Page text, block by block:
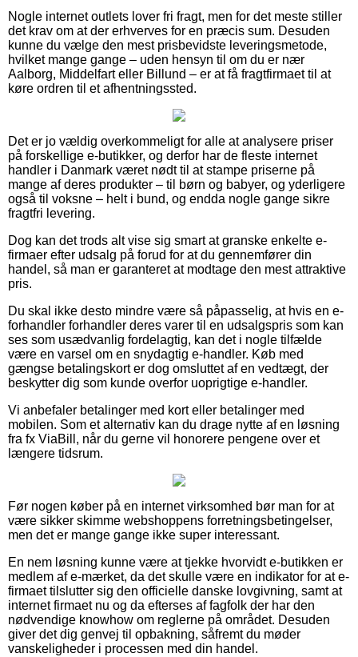
Nogle internet outlets lover fri fragt, men for det meste stiller
det krav om at der erhverves for en præcis sum. Desuden
kunne du vælge den mest prisbevidste leveringsmetode,
hvilket mange gange – uden hensyn til om du er nær
Aalborg, Middelfart eller Billund – er at få fragtfirmaet til at
køre ordren til et afhentningssted.
Det er jo vældig overkommeligt for alle at analysere priser
på forskellige e-butikker, og derfor har de fleste internet
handler i Danmark været nødt til at stampe priserne på
mange af deres produkter – til børn og babyer, og yderligere
også til voksne – helt i bund, og endda nogle gange sikre
fragtfri levering.
Dog kan det trods alt vise sig smart at granske enkelte e-
firmaer efter udsalg på forud for at du gennemfører din
handel, så man er garanteret at modtage den mest attraktive
pris.
Du skal ikke desto mindre være så påpasselig, at hvis en e-
forhandler forhandler deres varer til en udsalgspris som kan
ses som usædvanlig fordelagtig, kan det i nogle tilfælde
være en varsel om en snydagtig e-handler. Køb med
gængse betalingskort er dog omsluttet af en vedtægt, der
beskytter dig som kunde overfor uoprigtige e-handler.
Vi anbefaler betalinger med kort eller betalinger med
mobilen. Som et alternativ kan du drage nytte af en løsning
fra fx ViaBill, når du gerne vil honorere pengene over et
længere tidsrum.
Før nogen køber på en internet virksomhed bør man for at
være sikker skimme webshoppens forretningsbetingelser,
men det er mange gange ikke super interessant.
En nem løsning kunne være at tjekke hvorvidt e-butikken er
medlem af e-mærket, da det skulle være en indikator for at e-
firmaet tilslutter sig den officielle danske lovgivning, samt at
internet firmaet nu og da efterses af fagfolk der har den
nødvendige knowhow om reglerne på området. Desuden
giver det dig genvej til opbakning, såfremt du møder
vanskeligheder i processen med din handel.